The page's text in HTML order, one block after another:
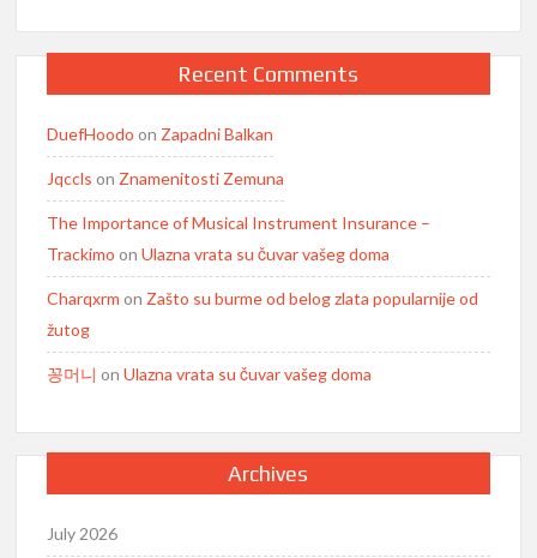
Recent Comments
DuefHoodo on Zapadni Balkan
Jqccls on Znamenitosti Zemuna
The Importance of Musical Instrument Insurance –
Trackimo onUlazna vrata su čuvar vašeg doma
Charqxrm on Zašto su burme od belog zlata popularnije od
žutog
꽁머니 onUlazna vrata su čuvar vašeg doma
Archives
July 2026